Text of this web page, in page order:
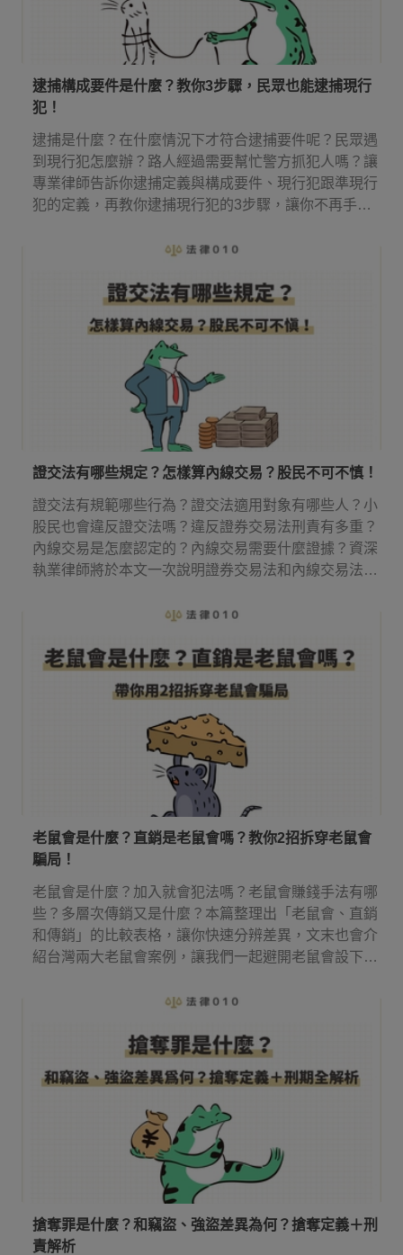
逮捕構成要件是什麼？教你3步驟，民眾也能逮捕現行
犯！
逮捕是什麼？在什麼情況下才符合逮捕要件呢？民眾遇
到現行犯怎麼辦？路人經過需要幫忙警方抓犯人嗎？讓
專業律師告訴你逮捕定義與構成要件、現行犯跟準現行
犯的定義，再教你逮捕現行犯的3步驟，讓你不再手足
證交法有哪些規定？怎樣算內線交易？股民不可不慎！
證交法有規範哪些行為？證交法適用對象有哪些人？小
股民也會違反證交法嗎？違反證券交易法刑責有多重？
內線交易是怎麼認定的？內線交易需要什麼證據？資深
執業律師將於本文一次說明證券交易法和內線交易法律
老鼠會是什麼？直銷是老鼠會嗎？教你2招拆穿老鼠會
騙局！
老鼠會是什麼？加入就會犯法嗎？老鼠會賺錢手法有哪
些？多層次傳銷又是什麼？本篇整理出「老鼠會、直銷
和傳銷」的比較表格，讓你快速分辨差異，文末也會介
紹台灣兩大老鼠會案例，讓我們一起避開老鼠會設下的
搶奪罪是什麼？和竊盜、強盜差異為何？搶奪定義＋刑
責解析